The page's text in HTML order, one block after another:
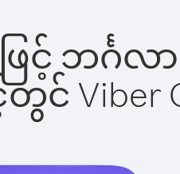
ဖြင့် ဘင်္
င် Viber